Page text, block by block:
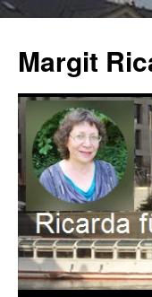
springen
Margit